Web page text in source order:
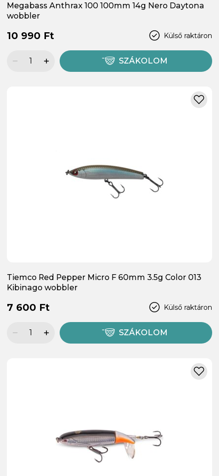
Megabass Anthrax 100 100mm 14g Nero Daytona
wobbler
Külső raktáron
10 990 Ft
SZÁKOLOM
Tiemco Red Pepper Micro F 60mm 3.5g Color 013
Kibinago wobbler
Külső raktáron
7 600 Ft
SZÁKOLOM